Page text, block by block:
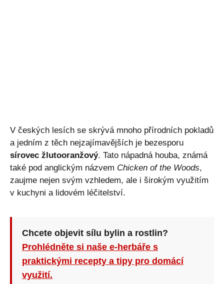
V českých lesích se skrývá mnoho přírodních pokladů
a jedním z těch nejzajímavějších je bezesporu
sírovec žlutooranžový. Tato nápadná houba, známá
také pod anglickým názvem Chicken of the Woods,
zaujme nejen svým vzhledem, ale i širokým využitím
v kuchyni a lidovém léčitelství.
Chcete objevit sílu bylin a rostlin?
Prohlédněte si naše e-herbáře s
praktickými recepty a tipy pro domácí
využití.